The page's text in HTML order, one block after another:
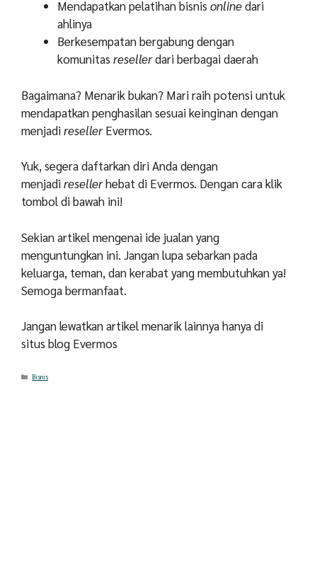
Mendapatkan pelatihan bisnis onlinedari
ahlinya
Berkesempatan bergabung dengan
komunitas resellerdari berbagai daerah
Bagaimana? Menarik bukan? Mari raih potensi untuk
mendapatkan penghasilan sesuai keinginan dengan
menjadiresellerEvermos.
Yuk, segera daftarkan diri Anda dengan
menjadiresellerhebat di Evermos. Dengan cara klik
tombol di bawah ini!
Sekian artikel mengenai ide jualan yang
menguntungkan ini. Jangan lupa sebarkan pada
keluarga, teman, dan kerabat yang membutuhkan ya!
Semoga bermanfaat.
Jangan lewatkan artikel menarik lainnya hanya di
situs blog Evermos
Categories
Bisnis